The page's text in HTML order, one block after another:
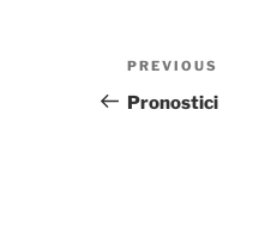
Post
navigation
Previous
Post
PREVIOUS
Pronostici